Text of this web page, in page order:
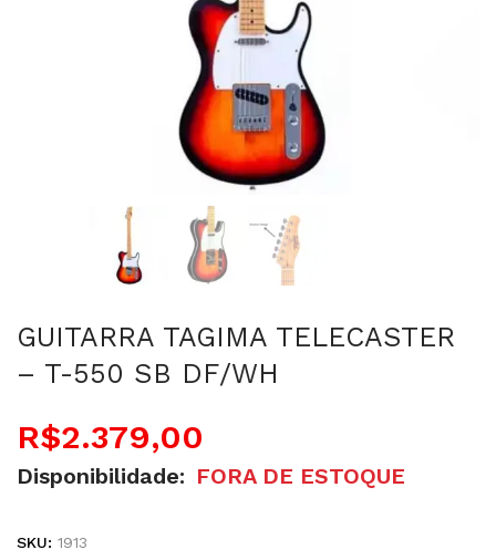
GUITARRA TAGIMA TELECASTER
– T-550 SB DF/WH
R$2.379,00
Disponibilidade: FORA DE ESTOQUE
SKU: 1913